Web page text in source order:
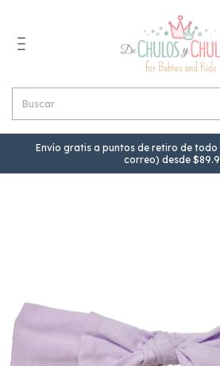
Envío gratis a puntos de retiro de todo
correo) desde